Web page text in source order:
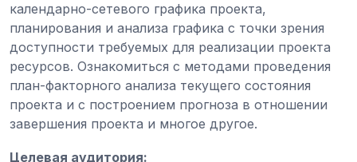
календарно-сетевого графика проекта,
планирования и анализа графика с точки зрения
доступности требуемых для реализации проекта
ресурсов. Ознакомиться с методами проведения
план-факторного анализа текущего состояния
проекта и с построением прогноза в отношении
завершения проекта и многое другое.
Целевая аудитория: